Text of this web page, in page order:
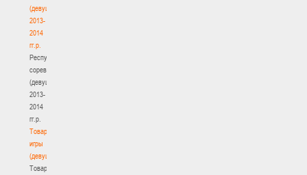
(девушки)
2013-
2014
гг.р.
Республиканские
соревнования
(девушки)
2013-
2014
гг.р.
Товарищеские
игры
(девушки)
Товарищеские